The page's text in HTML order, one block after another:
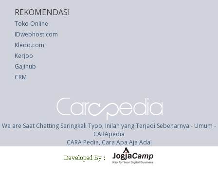
REKOMENDASI
Toko Online
IDwebhost.com
Kledo.com
Kerjoo
Gajihub
CRM
We are Saat Chatting Seringkali Typo, Inilah yang Terjadi Sebenarnya - Umum -
CARApedia
CARA Pedia, Cara Apa Aja Ada!